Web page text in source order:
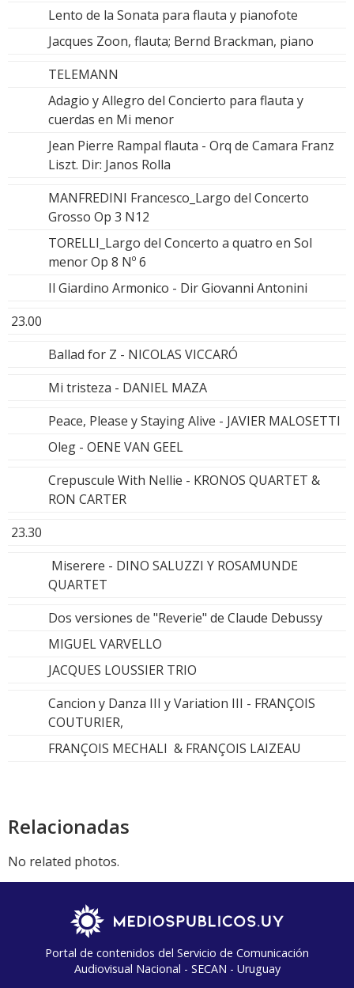
Lento de la Sonata para flauta y pianofote
Jacques Zoon, flauta; Bernd Brackman, piano
TELEMANN
Adagio y Allegro del Concierto para flauta y
cuerdas en Mi menor
Jean Pierre Rampal flauta - Orq de Camara Franz
Liszt. Dir: Janos Rolla
MANFREDINI Francesco_Largo del Concerto
Grosso Op 3 N12
TORELLI_Largo del Concerto a quatro en Sol
menor Op 8 Nº 6
Il Giardino Armonico - Dir Giovanni Antonini
23.00
Ballad for Z - NICOLAS VICCARÓ
Mi tristeza - DANIEL MAZA
Peace, Please y Staying Alive - JAVIER MALOSETTI
Oleg - OENE VAN GEEL
Crepuscule With Nellie - KRONOS QUARTET &
RON CARTER
23.30
Miserere - DINO SALUZZI Y ROSAMUNDE
QUARTET
Dos versiones de "Reverie" de Claude Debussy
MIGUEL VARVELLO
JACQUES LOUSSIER TRIO
Cancion y Danza III y Variation III - FRANÇOIS
COUTURIER,
FRANÇOIS MECHALI & FRANÇOIS LAIZEAU
Relacionadas
No related photos.
Portal de contenidos del Servicio de Comunicación
Audiovisual Nacional - SECAN - Uruguay